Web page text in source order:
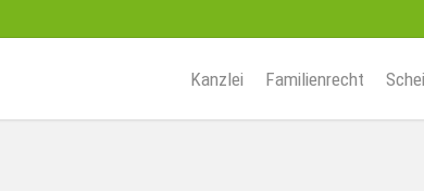
Kanzlei Familienrecht